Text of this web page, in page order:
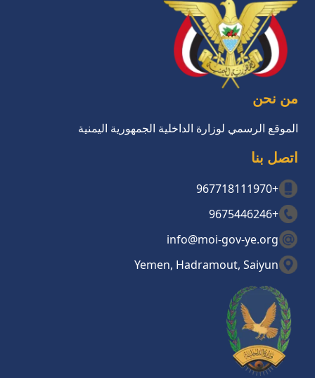
من نحن
الموقع الرسمي لوزارة الداخلية الجمهورية اليمنية
اتصل بنا
+967718111970
+9675446246
info@moi-gov-ye.org
Yemen, Hadramout, Saiyun